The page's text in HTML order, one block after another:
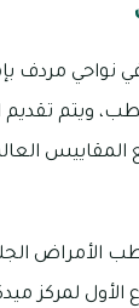
نواحي مردف
ويتم تقديم
المقاييس
الأول لمركز